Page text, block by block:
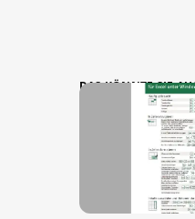
DAS KÖNNTE SIE